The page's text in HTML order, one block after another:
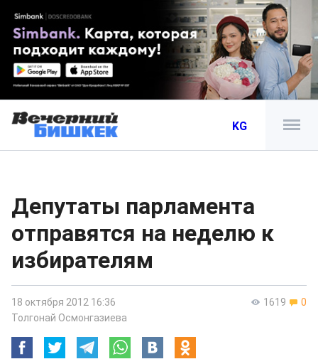
KG
Депутаты парламента
отправятся на неделю к
избирателям
1619 0
18 октября 2012 16:36
Толгонай Осмонгазиева